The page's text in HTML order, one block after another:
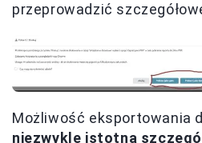
przeprowadzić
Możliwość eksportowania
niezwykle istotna